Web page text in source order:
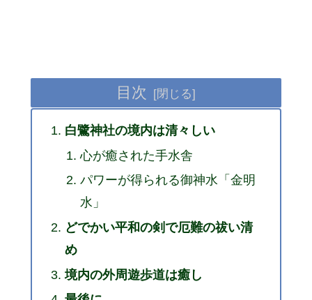
目次
白鷺神社の境内は清々しい
心が癒された手水舎
パワーが得られる御神水「金明
水」
どでかい平和の剣で厄難の祓い清
め
境内の外周遊歩道は癒し